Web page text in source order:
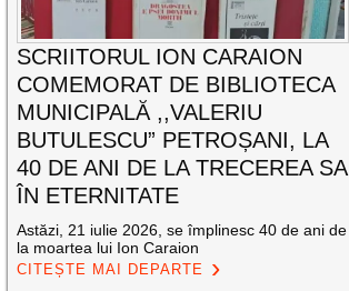
SCRIITORUL ION CARAION
COMEMORAT DE BIBLIOTECA
MUNICIPALĂ ,,VALERIU
BUTULESCU” PETROȘANI, LA
40 DE ANI DE LA TRECEREA SA
ÎN ETERNITATE
Astăzi, 21 iulie 2026, se împlinesc 40 de ani de
la moartea lui Ion Caraion
CITEȘTE MAI DEPARTE